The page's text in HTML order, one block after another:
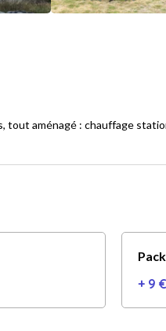
tout aménagé : chauffage
+ 9 €